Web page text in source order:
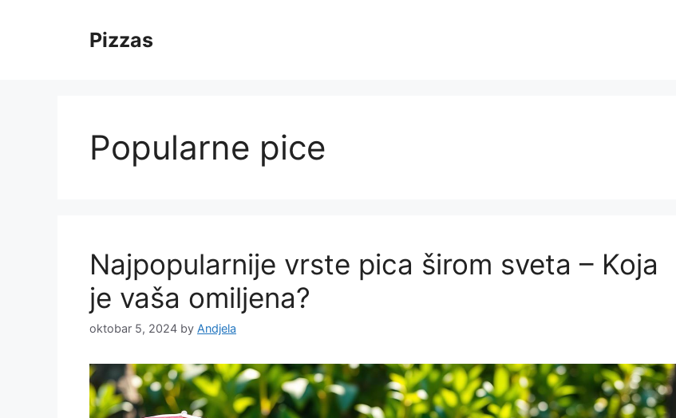
Pizzas
Popularne pice
Najpopularnije vrste pica širom sveta – Koja
je vaša omiljena?
oktobar 5, 2024 by Andjela